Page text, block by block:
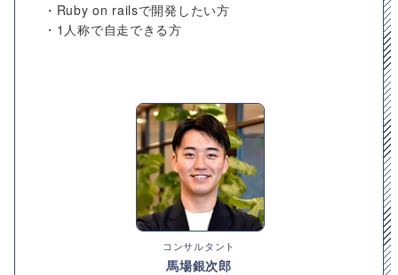
・Ruby on railsで開発したい方
・1人称で自走できる方
コンサルタント
馬場銀次郎